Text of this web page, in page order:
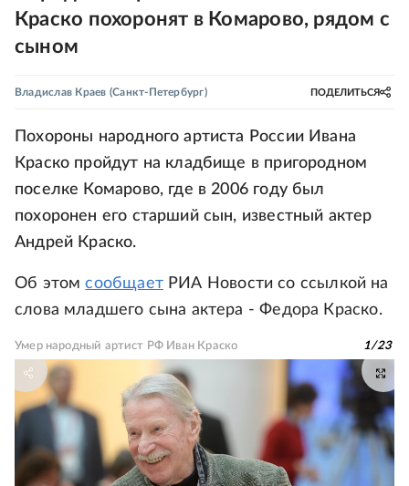
Краско похоронят в Комарово, рядом с
сыном
Владислав Краев (Санкт-Петербург) ПОДЕЛИТЬСЯ
Похороны народного артиста России Ивана
Краско пройдут на кладбище в пригородном
поселке Комарово, где в 2006 году был
похоронен его старший сын, известный актер
Андрей Краско.
Об этомсообщаетРИА Новости со ссылкой на
слова младшего сына актера - Федора Краско.
Умер народный артист РФ Иван Краско 1/23